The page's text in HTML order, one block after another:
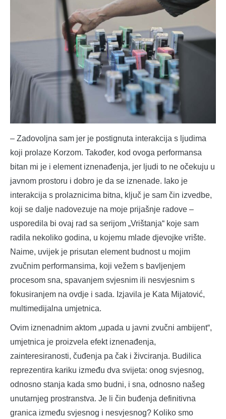
– Zadovoljna sam jer je postignuta interakcija s ljudima
koji prolaze Korzom. Također, kod ovoga performansa
bitan mi je i element iznenađenja, jer ljudi to ne očekuju u
javnom prostoru i dobro je da se iznenade. Iako je
interakcija s prolaznicima bitna, ključ je sam čin izvedbe,
koji se dalje nadovezuje na moje prijašnje radove –
usporedila bi ovaj rad sa serijom „Vrištanja“ koje sam
radila nekoliko godina, u kojemu mlade djevojke vrište.
Naime, uvijek je prisutan element budnost u mojim
zvučnim performansima, koji vežem s bavljenjem
procesom sna, spavanjem svjesnim ili nesvjesnim s
fokusiranjem na ovdje i sada. Izjavila je Kata Mijatović,
multimedijalna umjetnica.
Ovim iznenadnim aktom „upada u javni zvučni ambijent“,
umjetnica je proizvela efekt iznenađenja,
zainteresiranosti, čuđenja pa čak i živciranja. Budilica
reprezentira kariku između dva svijeta: onog svjesnog,
odnosno stanja kada smo budni, i sna, odnosno našeg
unutarnjeg prostranstva. Je li čin buđenja definitivna
granica između svjesnog i nesvjesnog? Koliko smo